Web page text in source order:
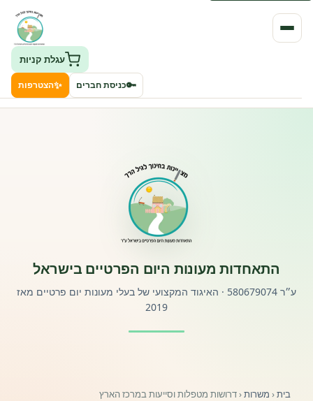
פורטל לוח מודעות דרושים עובדים
השתלמויות וקורסים לגננות ולצוותי חינוך | גיל הרך 0-6
עגלת קניות
🔑כניסת חברים ✨הצטרפות
התאחדות מעונות היום הפרטיים בישראל
ע״ר 580679074 · האיגוד המקצועי של בעלי מעונות יום פרטיים מאז
2019
בית‹ משרות‹דרושות מטפלות וסייעות במרכז הארץ